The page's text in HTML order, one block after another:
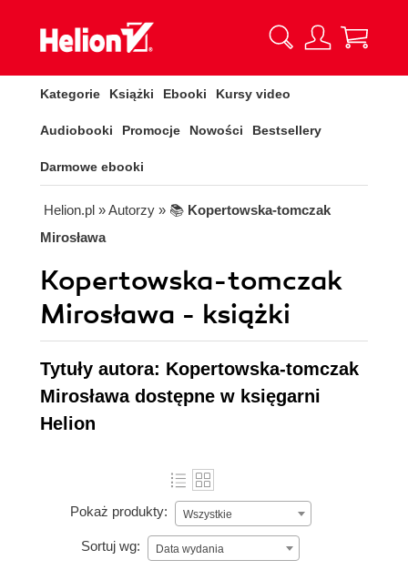
Kategorie Książki Ebooki Kursy video
Audiobooki Promocje Nowości Bestsellery
Darmowe ebooki
Helion.pl » Autorzy » 📚 Kopertowska-tomczak
Mirosława
Kopertowska-tomczak
Mirosława - książki
Tytuły autora: Kopertowska-tomczak
Mirosława dostępne w księgarni
Helion
Pokaż produkty: Wszystkie
Sortuj wg: Data wydania